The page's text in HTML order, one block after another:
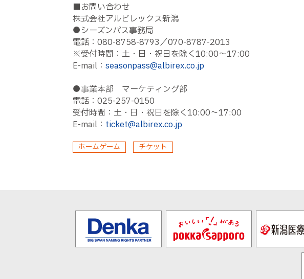
■お問い合わせ
株式会社アルビレックス新潟
●シーズンパス事務局
電話：080-8758-8793／070-8787-2013
※受付時間：土・日・祝日を除く10:00～17:00
E-mail： seasonpass@albirex.co.jp
●事業本部 マーケティング部
電話：025-257-0150
受付時間：土・日・祝日を除く10:00〜17:00
E-mail： ticket@albirex.co.jp
ホームゲーム チケット